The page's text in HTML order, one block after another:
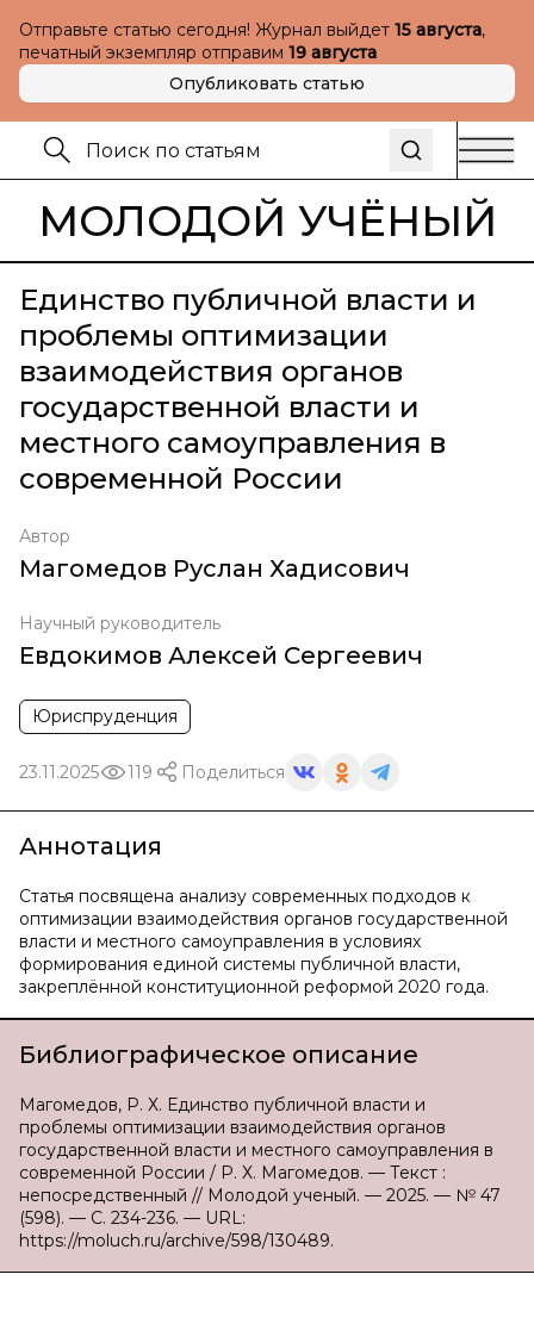
Отправьте статью сегодня! Журнал выйдет 15 августа,
печатный экземпляр отправим 19 августа
Опубликовать статью
МОЛОДОЙ УЧЁНЫЙ
Единство публичной власти и
проблемы оптимизации
взаимодействия органов
государственной власти и
местного самоуправления в
современной России
Автор
Магомедов Руслан Хадисович
Научный руководитель
Евдокимов Алексей Сергеевич
Юриспруденция
23.11.2025 119 Поделиться
Аннотация
Статья посвящена анализу современных подходов к
оптимизации взаимодействия органов государственной
власти и местного самоуправления в условиях
формирования единой системы публичной власти,
закреплённой конституционной реформой 2020 года.
Библиографическое описание
Магомедов, Р. Х. Единство публичной власти и
проблемы оптимизации взаимодействия органов
государственной власти и местного самоуправления в
современной России / Р. Х. Магомедов. — Текст :
непосредственный // Молодой ученый. — 2025. — № 47
(598). — С. 234-236. — URL:
https://moluch.ru/archive/598/130489.